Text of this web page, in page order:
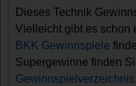
Dieses Technik
Vielleicht gibt es schon
BKK Gewinnspiele
Supergewinne finden
Gewinnspielverzeichnis